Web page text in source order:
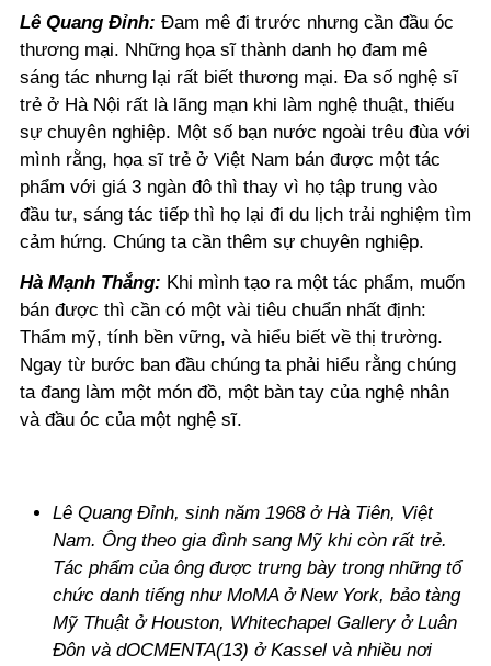
Lê Quang Đỉnh: Đam mê đi trước nhưng cần đầu óc
thương mại. Những họa sĩ thành danh họ đam mê
sáng tác nhưng lại rất biết thương mại. Đa số nghệ sĩ
trẻ ở Hà Nội rất là lãng mạn khi làm nghệ thuật, thiếu
sự chuyên nghiệp. Một số bạn nước ngoài trêu đùa với
mình rằng, họa sĩ trẻ ở Việt Nam bán được một tác
phẩm với giá 3 ngàn đô thì thay vì họ tập trung vào
đầu tư, sáng tác tiếp thì họ lại đi du lịch trải nghiệm tìm
cảm hứng. Chúng ta cần thêm sự chuyên nghiệp.
Hà Mạnh Thắng: Khi mình tạo ra một tác phẩm, muốn
bán được thì cần có một vài tiêu chuẩn nhất định:
Thẩm mỹ, tính bền vững, và hiểu biết về thị trường.
Ngay từ bước ban đầu chúng ta phải hiểu rằng chúng
ta đang làm một món đồ, một bàn tay của nghệ nhân
và đầu óc của một nghệ sĩ.
Lê Quang Đỉnh, sinh năm 1968 ở Hà Tiên, Việt
Nam. Ông theo gia đình sang Mỹ khi còn rất trẻ.
Tác phẩm của ông được trưng bày trong những tổ
chức danh tiếng như MoMA ở New York, bảo tàng
Mỹ Thuật ở Houston, Whitechapel Gallery ở Luân
Đôn và dOCMENTA(13) ở Kassel và nhiều nơi